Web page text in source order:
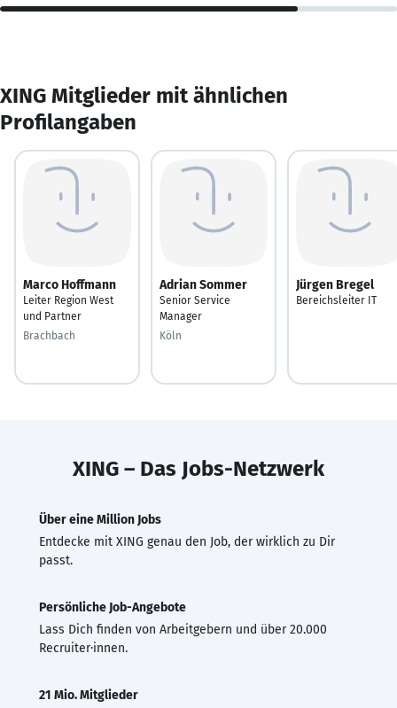
XING Mitglieder mit ähnlichen
Profilangaben
Marco Hoffmann
Leiter Region West
und Partner
Brachbach
Adrian Sommer
Senior Service
Manager
Köln
Jürgen Bregel
Bereichsleiter IT
XING – Das Jobs-Netzwerk
Über eine Million Jobs
Entdecke mit XING genau den Job, der wirklich zu Dir
passt.
Persönliche Job-Angebote
Lass Dich finden von Arbeitgebern und über 20.000
Recruiter·innen.
21 Mio. Mitglieder